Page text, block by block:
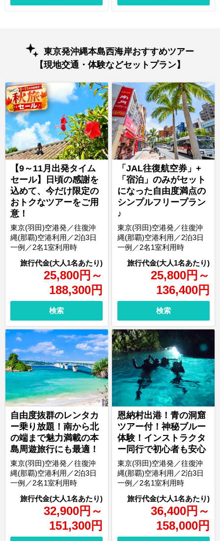
東京発沖縄本島西海岸おすすめツアー
【現地交通・体験などセットプラン】
【9～11月出発タイム
セール】日頃の感謝を
込めて、今だけ限定の
おトクなツアーをご用
意！
25,800円 ～
188,300円
東京(羽田)空港発／往復沖
縄(那覇)空港利用／2泊3日
一例／2名1室利用時
検索
「JAL往復航空券」+
「宿泊」のみがセット
になった自由度満点の
シンプルフリープラン
♪
25,800円 ～
136,400円
東京(羽田)空港発／往復沖
縄(那覇)空港利用／2泊3日
一例／2名1室利用時
検索
自由度抜群のレンタカ
ー乗り放題！南から北
の端まで魅力満載の本
島周遊旅行にも最適！
32,900円 ～
151,300円
東京(羽田)空港発／往復沖
縄(那覇)空港利用／2泊3日
一例／2名1室利用時
恩納村出港！青の洞窟
ツアー付！神秘ブルー
体験！インストラクタ
ー同行で初心者も安心
36,400円 ～
158,000円
東京(羽田)空港発／往復沖
縄(那覇)空港利用／2泊3日
一例／2名1室利用時